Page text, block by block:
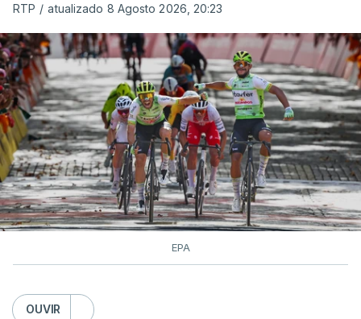
RTP / atualizado 8 Agosto 2026, 20:23
EPA
OUVIR